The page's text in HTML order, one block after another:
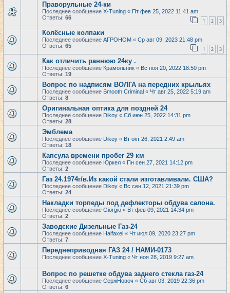
Праворульные 24-ки
Последнее сообщение X-Tuning « Пт фев 25, 2022 11:41 am
Ответы: 66 1 2 3
Колёсные колпаки
Последнее сообщение АГРОНОМ « Ср авг 09, 2023 21:48 pm
Ответы: 65 1 2 3
Как отличить раннюю 24ку .
Последнее сообщение Крамольник « Вс ноя 20, 2022 18:50 pm
Ответы: 19
Вопрос по надписям ВОЛГА на передних крыльях
Последнее сообщение Smooth Criminal « Чт авг 25, 2022 5:19 am
Ответы: 8
Оригинальная оптика для поздней 24
Последнее сообщение Dikoy « Сб июн 25, 2022 14:31 pm
Ответы: 28
Эмблема
Последнее сообщение Dikoy « Вт окт 26, 2021 2:49 am
Ответы: 18
Капсула времени пробег 29 км
Последнее сообщение Юркел « Пн сен 27, 2021 14:12 pm
Ответы: 2
Газ 24.1974г/в.Из какой стали изготавливали. США?
Последнее сообщение Dikoy « Вс сен 12, 2021 21:39 pm
Ответы: 24
Накладки торпеды под дефлекторы обдува салона.
Последнее сообщение Giorgio « Вт фев 09, 2021 14:34 pm
Ответы: 2
Заводские Дизельные Газ-24
Последнее сообщение Halfaxel « Чт июл 09, 2020 23:27 pm
Ответы: 7
Переднеприводная ГАЗ 24 / НАМИ-0173
Последнее сообщение X-Tuning « Чт ноя 28, 2019 9:27 am
Вопрос по решетке обдува заднего стекла газ-24
Последнее сообщение СержНовоч « Сб авг 03, 2019 22:36 pm
Ответы: 6